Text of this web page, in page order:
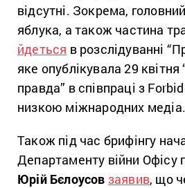
відсутні. Зокрема,
яблука, а також частина
йдеться в розслідуванні
яке опублікувала 29 квітня
правда” в співпраці з
низкою міжнародних медіа.
Також під час брифінгу
Департаменту війни Офісу
Юрій Бєлоусов заявив, що